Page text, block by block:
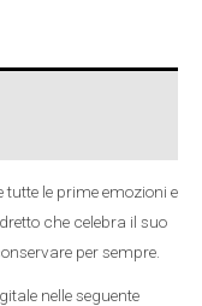
le prime emozioni e
che celebra il suo
per sempre.
nelle seguente